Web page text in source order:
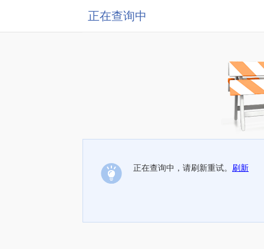
正在查询中
正在查询中，请刷新重试。 刷新